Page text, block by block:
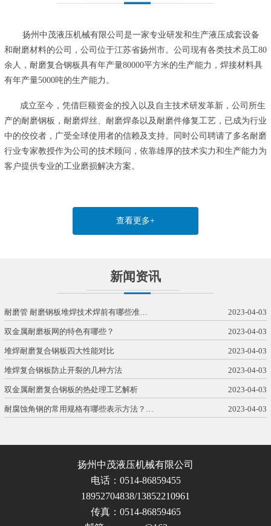
扬州中茂液压机械有限公司是一家专业研发和生产液压成套设备
和耐磨材料的公司，公司位于江苏省扬州市。公司现有各类技术员工80
余人，耐磨复合钢板具有年产量80000平方米的生产能力，焊接材料具
有年产量5000吨的生产能力。
成立至今，凭借巨额资金的投入以及自主技术研发革新，公司所生
产的耐磨钢板，耐磨焊丝、耐磨焊条以及耐磨件修复工艺，已成为行业
中的佼佼者，广受全球使用者的信赖及支持。同时公司聘请了多名耐磨
行业专家教授作为公司的技术顾问，依靠雄厚的技术实力和生产能力为
客户提供专业的工业磨损解决方案。
查看更多+
新闻资讯
耐磨管 耐磨钢板堆焊技术焊前有哪些准… 2023-04-03
双金属耐磨板网的特色有哪些？ 2023-04-03
堆焊耐磨复合钢板四大性能对比 2023-04-03
堆焊复合钢板防止开裂的几种方法 2023-04-03
双金属耐磨复合钢板的热处理工艺解析 2023-04-03
耐腐蚀角钢的常用规格有哪些表示方法？… 2023-04-03
扬州中茂液压机械有限公司
电话：0514-86859455
18952704838/13852210961
传真：0514-86859465